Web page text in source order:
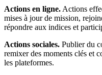
Actions en ligne. Actions
mises à jour de mission,
répondre aux indices et
Actions sociales. Publier du
remixer des moments clés et
les plateformes.